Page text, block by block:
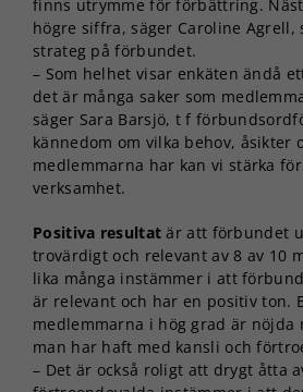
finns utrymme för förbättring.
högre siffra, säger Caroline Agrell,
strateg på förbundet.
– Som helhet visar enkäten ändå
det är många saker som
säger Sara Barsjö, t f
kännedom om vilka behov, åsikter
medlemmarna har kan vi stärka
verksamhet.
Positiva resultat är att förbundet
trovärdigt och relevant av 8 av 10
lika många instämmer i att
är relevant och har en positiv ton.
medlemmarna i hög grad är nöjda
man har haft med kansli och
– Det är också roligt att drygt åtta